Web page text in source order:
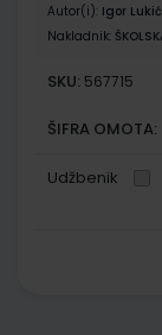
Autor(i): Igor
Nakladnik:
SKU: 567715
ŠIFRA OMOTA:
Udžbenik